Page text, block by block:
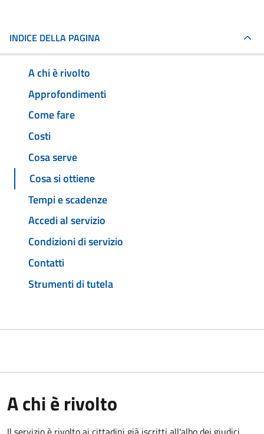
INDICE DELLA PAGINA
A chi è rivolto
Approfondimenti
Come fare
Costi
Cosa serve
Cosa si ottiene
Tempi e scadenze
Accedi al servizio
Condizioni di servizio
Contatti
Strumenti di tutela
A chi è rivolto